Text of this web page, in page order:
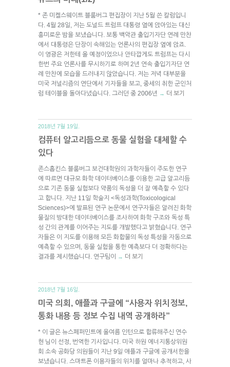
* 존 미켈스웨이트 블룸버그 편집장이 지난 5월 쓴 칼럼입니
다. 4월 28일, 저는 도널드 트럼프 대통령 옆에 앉아있는 대신
흥미로운 밤을 보냈습니다. 보통 백악관 출입기자단 연례 만찬
에서 대통령은 단장이 속해있는 언론사의 편집장 옆에 앉죠.
이 영광은 저한테 올 예정이었으나 안타깝게도 트럼프는 다시
한번 주요 언론사를 무시하기로 하며 2년 연속 출입기자단 연
례 만찬에 모습을 드러내지 않았습니다. 저는 저녁 대부분을
미국 저널리즘의 연단에서 기자들을 보고, 중세의 취한 군인처
럼 테이블을 돌아다녔습니다. 그러던 중 2006년 → 더 보기
2018년 7월 19일.
컴퓨터 알고리듬으로 동물 실험을 대체할 수
있다
존스홉킨스 블룸버그 보건대학원의 과학자들이 주도한 연구
에 따르면 대규모 화학 데이터베이스를 이용한 고급 알고리듬
으로 기존 동물 실험보다 약품의 독성을 더 잘 예측할 수 있다
고 합니다. 지난 11일 학술지 <독성과학(Toxicological
Sciences)>에 발표된 연구 논문에서 연구자들은 알려진 화학
물질의 방대한 데이터베이스를 조사하여 화학 구조와 독성 특
성 간의 관계를 이어주는 지도를 개발했다고 밝혔습니다. 연구
자들은 이 지도를 이용해 모든 화합물의 독성 특성을 자동으로
예측할 수 있으며, 동물 실험을 통한 예측보다 더 정확하다는
결과를 제시했습니다. 연구팀이
→ 더 보기
2018년 7월 16일.
미국 의회, 애플과 구글에 “사용자 위치정보,
통화 내용 등 정보 수집 내역 공개하라”
* 이 글은 뉴스페퍼민트에 올여름 인턴으로 합류해주신 연수
현 님이 선정, 번역한 기사입니다. 미국 하원 에너지통상위원
회 소속 공화당 의원들이 지난 9일 애플과 구글에 공개서한을
보냈습니다. 스마트폰 이용자들의 위치를 얼마나 추적하고, 사